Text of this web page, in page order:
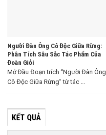
Người Đàn Ông Cô Độc Giữa Rừng:
Phân Tích Sâu Sắc Tác Phẩm Của
Đoàn Giỏi
Mở Đầu Đoạn trích “Người Đàn Ông
Cô Độc Giữa Rừng” từ tác ...
KẾT QUẢ